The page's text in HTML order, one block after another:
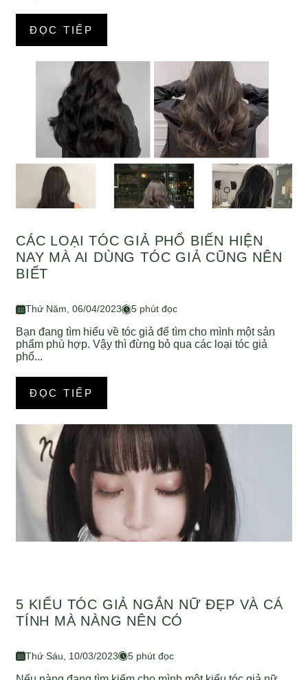
ĐỌC TIẾP
CÁC LOẠI TÓC GIẢ PHỔ BIẾN HIỆN
NAY MÀ AI DÙNG TÓC GIẢ CŨNG NÊN
BIẾT
Thứ Năm, 06/04/2023 5 phút đọc
Bạn đang tìm hiểu về tóc giả để tìm cho mình một sản
phẩm phù hợp. Vậy thì đừng bỏ qua các loại tóc giả
phổ...
ĐỌC TIẾP
5 KIỂU TÓC GIẢ NGẮN NỮ ĐẸP VÀ CÁ
TÍNH MÀ NÀNG NÊN CÓ
Thứ Sáu, 10/03/2023 5 phút đọc